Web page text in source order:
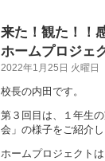
来た！観た！
ホームプロジェ
2022年1月25日 火曜日
校長の内田です。
第３回目は、１年生
会」の様子をご紹介し
ホームプロジェクト